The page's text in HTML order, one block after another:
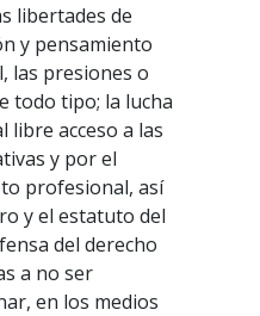
libertades de
y pensamiento
las presiones o
todo tipo; la lucha
libre acceso a las
y por el
profesional, así
y el estatuto del
del derecho
a no ser
en los medios